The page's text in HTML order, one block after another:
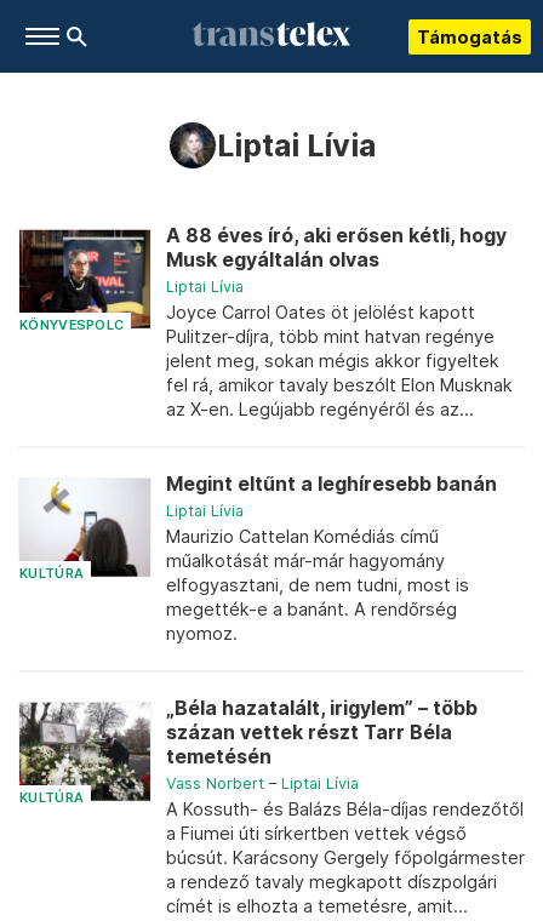
Támogatás
Liptai Lívia
KÖNYVESPOLC
A 88 éves író, aki erősen kétli, hogy
Musk egyáltalán olvas
Liptai Lívia
Joyce Carrol Oates öt jelölést kapott
Pulitzer-díjra, több mint hatvan regénye
jelent meg, sokan mégis akkor figyeltek
fel rá, amikor tavaly beszólt Elon Musknak
az X-en. Legújabb regényéről és az...
KULTÚRA
Megint eltűnt a leghíresebb banán
Liptai Lívia
Maurizio Cattelan Komédiás című
műalkotását már-már hagyomány
elfogyasztani, de nem tudni, most is
megették-e a banánt. A rendőrség
nyomoz.
KULTÚRA
„Béla hazatalált, irigylem” – több
százan vettek részt Tarr Béla
temetésén
Vass Norbert – Liptai Lívia
A Kossuth- és Balázs Béla-díjas rendezőtől
a Fiumei úti sírkertben vettek végső
búcsút. Karácsony Gergely főpolgármester
a rendező tavaly megkapott díszpolgári
címét is elhozta a temetésre, amit...